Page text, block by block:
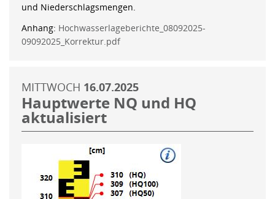
und Niederschlagsmengen.
Anhang: Hochwasserlageberichte_08092025-
09092025_Korrektur.pdf
MITTWOCH 16.07.2025
Hauptwerte NQ und HQ
aktualisiert